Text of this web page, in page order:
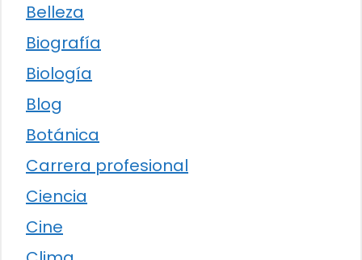
Belleza
Biografía
Biología
Blog
Botánica
Carrera profesional
Ciencia
Cine